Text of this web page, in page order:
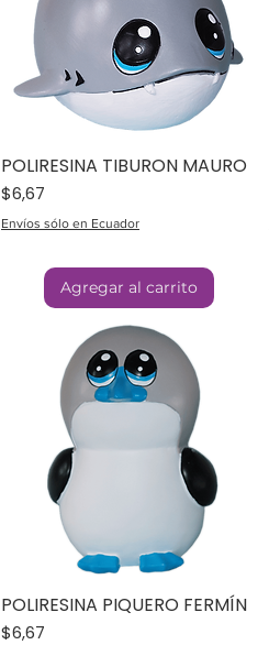
POLIRESINA TIBURON MAURO
Precio
$6,67
Envíos sólo en Ecuador
Agregar al carrito
POLIRESINA PIQUERO FERMÍN
Precio
$6,67